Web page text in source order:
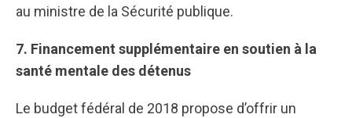
au ministre de la Sécurité publique.
7. Financement supplémentaire en soutien à la
santé mentale des détenus
Le budget fédéral de 2018 propose d’offrir un